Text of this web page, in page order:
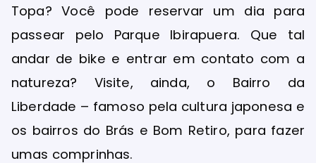
Topa? Você pode reservar um dia para
passear pelo Parque Ibirapuera. Que tal
andar de bike e entrar em contato com a
natureza? Visite, ainda, o Bairro da
Liberdade – famoso pela cultura japonesa e
os bairros do Brás e Bom Retiro, para fazer
umas comprinhas.